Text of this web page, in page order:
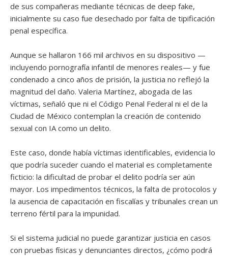
de sus compañeras mediante técnicas de deep fake,
inicialmente su caso fue desechado por falta de tipificación
penal específica.
Aunque se hallaron 166 mil archivos en su dispositivo —
incluyendo pornografía infantil de menores reales— y fue
condenado a cinco años de prisión, la justicia no reflejó la
magnitud del daño. Valeria Martínez, abogada de las
víctimas, señaló que ni el Código Penal Federal ni el de la
Ciudad de México contemplan la creación de contenido
sexual con IA como un delito.
Este caso, donde había víctimas identificables, evidencia lo
que podría suceder cuando el material es completamente
ficticio: la dificultad de probar el delito podría ser aún
mayor. Los impedimentos técnicos, la falta de protocolos y
la ausencia de capacitación en fiscalías y tribunales crean un
terreno fértil para la impunidad.
Si el sistema judicial no puede garantizar justicia en casos
con pruebas físicas y denunciantes directos, ¿cómo podrá